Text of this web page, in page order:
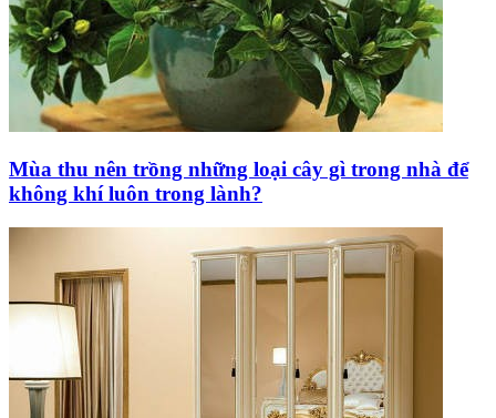
Mùa thu nên trồng những loại cây gì trong nhà để
không khí luôn trong lành?